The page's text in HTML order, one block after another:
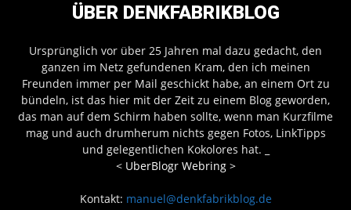
ÜBER DENKFABRIKBLOG
Ursprünglich vor über 25 Jahren mal dazu gedacht, den
ganzen im Netz gefundenen Kram, den ich meinen
Freunden immer per Mail geschickt habe, an einem Ort zu
bündeln, ist das hier mit der Zeit zu einem Blog geworden,
das man auf dem Schirm haben sollte, wenn man Kurzfilme
mag und auch drumherum nichts gegen Fotos, LinkTipps
und gelegentlichen Kokolores hat.
< UberBlogr Webring >
Kontakt: manuel@denkfabrikblog.de